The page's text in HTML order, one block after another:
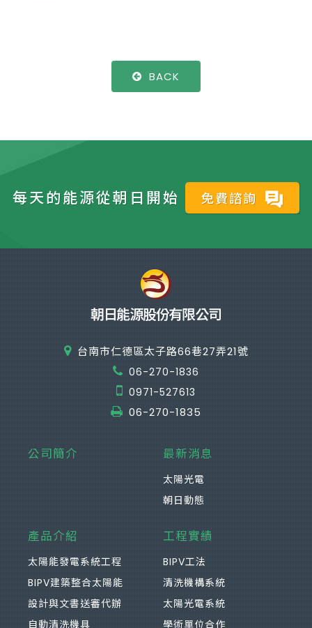
BACK
每天的能源從朝日開始 免費諮詢
台南市仁德區太子路66巷27弄21號
06-270-1836
0971-527613
06-270-1835
公司簡介 最新消息
太陽光電
朝日動態
產品介紹
太陽能發電系統工程
BIPV建築整合太陽能
設計與文書送審代辦
自動清洗機具
工程實績
BIPV工法
清洗機構系統
太陽光電系統
學術單位合作